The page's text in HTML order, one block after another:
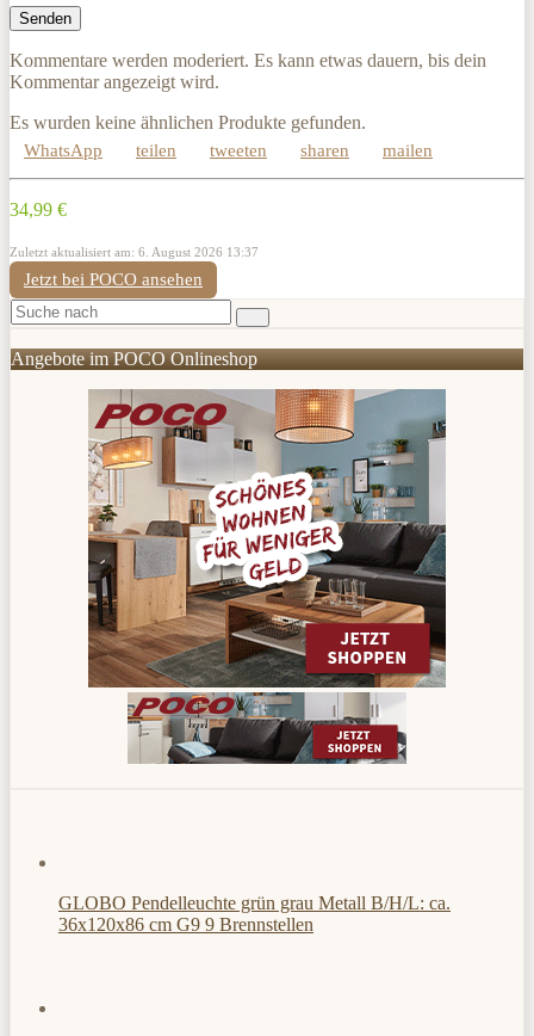
Kommentare werden moderiert. Es kann etwas dauern, bis dein
Kommentar angezeigt wird.
Es wurden keine ähnlichen Produkte gefunden.
WhatsApp teilen tweeten sharen mailen
34,99 €
Zuletzt aktualisiert am: 6. August 2026 13:37
Jetzt bei POCO ansehen
Angebote im POCO Onlineshop
GLOBO Pendelleuchte grün grau Metall B/H/L: ca.
36x120x86 cm G9 9 Brennstellen